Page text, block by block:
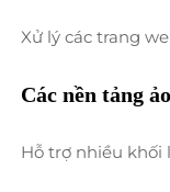
Xử lý các trang
Các nền tảng
Hỗ trợ nhiều khối